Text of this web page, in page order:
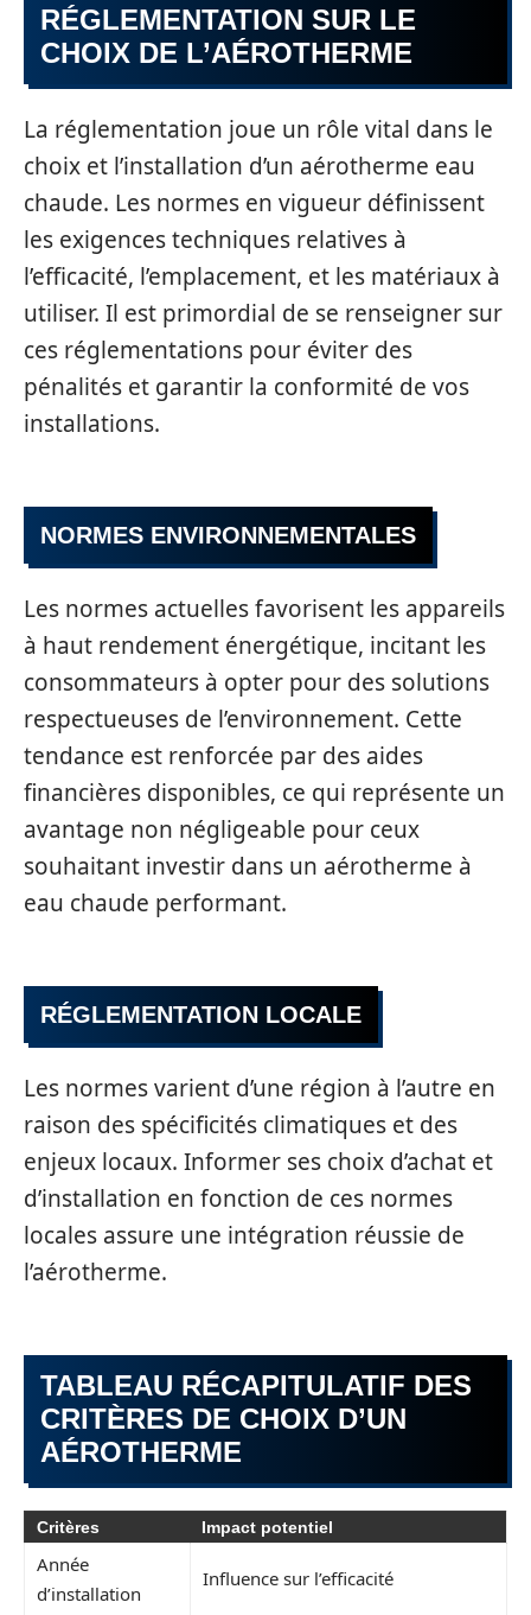
RÉGLEMENTATION SUR LE
CHOIX DE L’AÉROTHERME
La réglementation joue un rôle vital dans le
choix et l’installation d’un aérotherme eau
chaude. Les normes en vigueur définissent
les exigences techniques relatives à
l’efficacité, l’emplacement, et les matériaux à
utiliser. Il est primordial de se renseigner sur
ces réglementations pour éviter des
pénalités et garantir la conformité de vos
installations.
NORMES ENVIRONNEMENTALES
Les normes actuelles favorisent les appareils
à haut rendement énergétique, incitant les
consommateurs à opter pour des solutions
respectueuses de l’environnement. Cette
tendance est renforcée par des aides
financières disponibles, ce qui représente un
avantage non négligeable pour ceux
souhaitant investir dans un aérotherme à
eau chaude performant.
RÉGLEMENTATION LOCALE
Les normes varient d’une région à l’autre en
raison des spécificités climatiques et des
enjeux locaux. Informer ses choix d’achat et
d’installation en fonction de ces normes
locales assure une intégration réussie de
l’aérotherme.
TABLEAU RÉCAPITULATIF DES
CRITÈRES DE CHOIX D’UN
AÉROTHERME
Critères Impact potentiel
Année
d’installation
Influence sur l’efficacité